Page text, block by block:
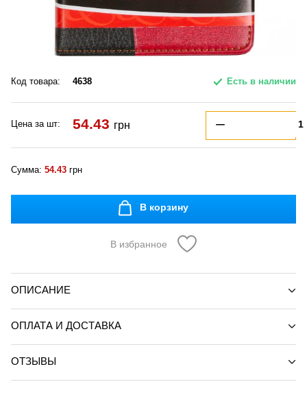
Код товара: 4638 Есть в наличии
Цена за шт: 54.43 грн
Сумма: 54.43 грн
В корзину
В избранное
ОПИСАНИЕ
ОПЛАТА И ДОСТАВКА
ОТЗЫВЫ